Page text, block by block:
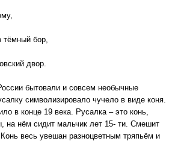
тёмный бор,
двор.
бытовали и совсем необычные
символизировало чучело в виде коня.
в конце 19 века. Русалка – это конь,
на нём сидит мальчик лет 15- ти. Смешит
весь увешан разноцветным тряпьём и